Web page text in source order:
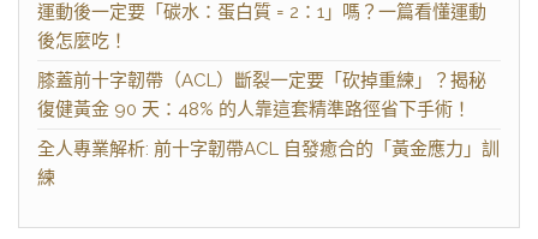
運動後一定要「碳水：蛋白質 = 2：1」嗎？一篇看懂運動
後怎麼吃！
膝蓋前十字韌帶（ACL）斷裂一定要「砍掉重練」？揭秘
復健黃金 90 天：48% 的人靠這套精準路徑省下手術！
全人專業解析: 前十字韌帶ACL 自發癒合的「黃金應力」訓
練